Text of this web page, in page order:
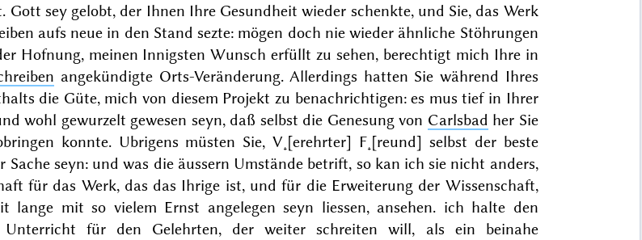
Gott sey gelobt, der Ihnen Ihre Gesundheit wieder schenkte, und Sie, das Werk
aufs neue in den Stand sezte: mögen doch nie wieder ähnliche Stöhrungen
Hofnung, meinen Innigsten Wunsch erfüllt zu sehen, berechtigt mich Ihre in
angekündigte Orts-Veränderung. Allerdings hatten Sie während Ihres
die Güte, mich von diesem Projekt zu benachrichtigen: es mus tief in Ihrer
wohl gewurzelt gewesen seyn, daß selbst die Genesung von Carlsbad her Sie
konnte. Ubrigens müsten Sie, V˖[erehrter] F˖[reund] selbst der beste
Sache seyn: und was die äussern Umstände betrift, so kan ich sie nicht anders,
für das Werk, das das Ihrige ist, und für die Erweiterung der Wissenschaft,
lange mit so vielem Ernst angelegen seyn liessen, ansehen. ich halte den
Unterricht für den Gelehrten, der weiter schreiten will, als ein beinahe